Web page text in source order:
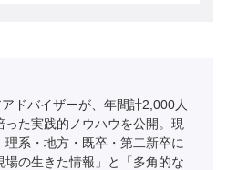
ドバイザーが、年間計2,000人
た実践的ノウハウを公開。現
系・地方・既卒・第二新卒に
の生きた情報」と「多角的な